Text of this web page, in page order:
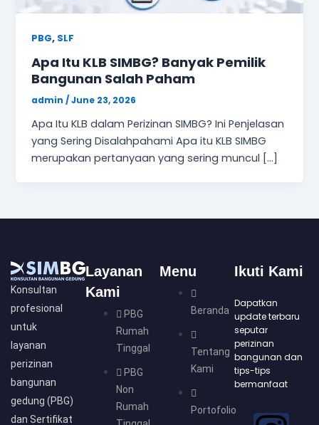
PBG, SLF
Apa Itu KLB SIMBG? Banyak Pemilik
Bangunan Salah Paham
admin/June 23, 2026
Apa Itu KLB dalam Perizinan SIMBG? Ini Penjelasan
yang Sering Disalahpahami Apa itu KLB SIMBG
merupakan pertanyaan yang sering muncul […]
Konsultan
profesional
untuk
layanan
perizinan
bangunan
gedung (PBG)
dan Sertifikat
Layanan
Kami
PBG
Rumah
Tinggal
PBG
Non
Rumah
Menu
Beranda
Tentang
Kami
Portofolio
Ikuti Kami
Dapatkan
update terbaru
seputar
perizinan
bangunan dan
tips-tips
bermanfaat